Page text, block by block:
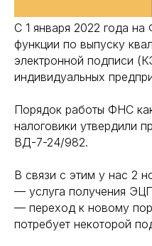
C 1 января 2022 года
функции по выпуску
электронной подписи
индивидуальных
Порядок работы ФНС
налоговики утвердили
ВД-7-24/982.
В связи с этим у нас 2
— услуга получения
— переход к новому
потребует некоторой